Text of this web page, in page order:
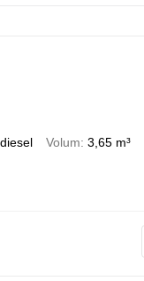
diesel Volum 3,65 m³